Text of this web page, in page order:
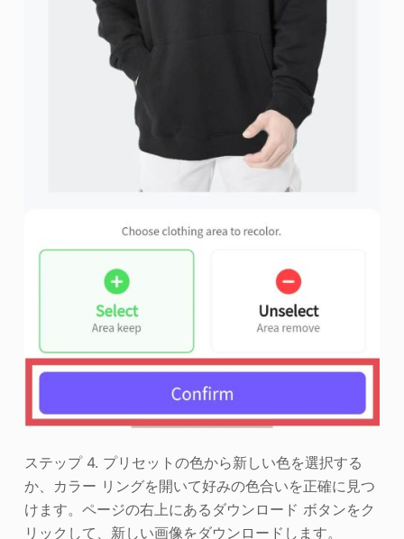
ステップ 4. プリセットの色から新しい色を選択する
か、カラー リングを開いて好みの色合いを正確に見つ
けます。ページの右上にあるダウンロード ボタンをク
リックして、新しい画像をダウンロードします。